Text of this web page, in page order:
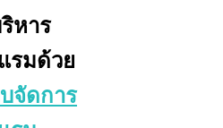
หาร
รมด้วย
จัดการ